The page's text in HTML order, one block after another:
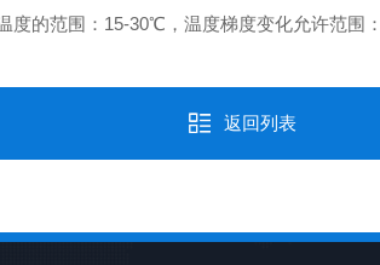
的范围：15-30℃，温度梯度变化允许范围
返回列表